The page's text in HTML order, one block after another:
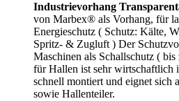
Industrievorhang Transparent
von Marbex® als Vorhang, für
Energieschutz ( Schutz: Kälte,
Spritz- & Zugluft ) Der
Maschinen als Schallschutz (
für Hallen ist sehr wirtschaftlich
schnell montiert und eignet sich
sowie Hallenteiler.